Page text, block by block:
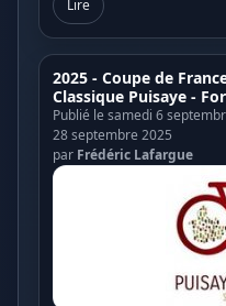
Lire
2025 - Coupe de
Classique Puisaye -
Publié le samedi 6
28 septembre 2025
par Frédéric Lafargue